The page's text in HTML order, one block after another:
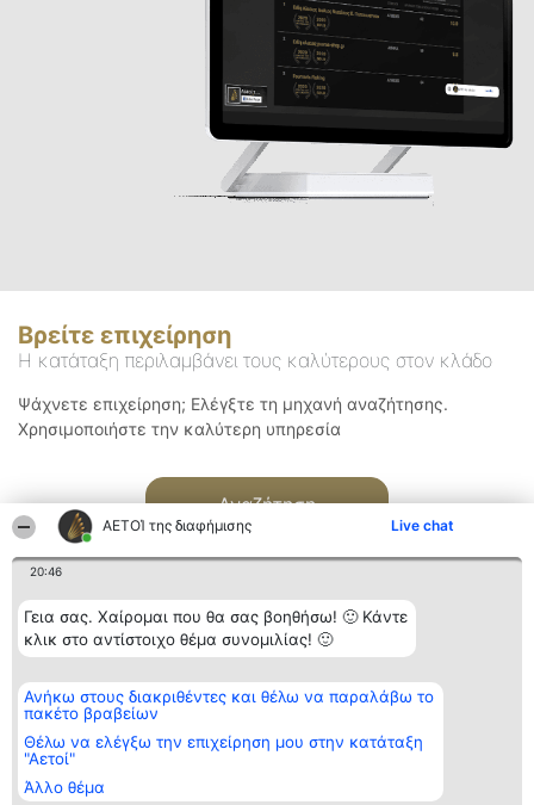
ΑΕΤΟΊ της διαφήμισης Live chat
20:46
Γεια σας. Χαίρομαι που θα σας βοηθήσω! 🙂 Κάντε
κλικ στο αντίστοιχο θέμα συνομιλίας! 🙂
Ανήκω στους διακριθέντες και θέλω να παραλάβω το
πακέτο βραβείων
Θέλω να ελέγξω την επιχείρηση μου στην κατάταξη
"Αετοί"
Άλλο θέμα
Βρείτε επιχείρηση
Η κατάταξη περιλαμβάνει τους καλύτερους στον κλάδο
Ψάχνετε επιχείρηση; Ελέγξτε τη μηχανή αναζήτησης.
Χρησιμοποιήστε την καλύτερη υπηρεσία
Αναζήτηση
Διοργανωτής της
κατάταξης
BEAUTIFUL COMPANY
ΤΗΛ. ΕΠΙΚΟΙΝΩΝΙΑΣ:
2104128019
email:
Κατάταξη
Διακριθέντες
των
διακριθέντων
Επικοινωνία
Επικοινωνία